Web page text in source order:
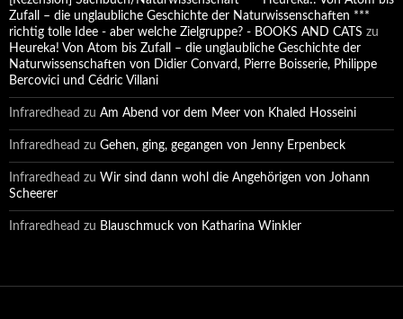
Zufall – die unglaubliche Geschichte der Naturwissenschaften ***
richtig tolle Idee - aber welche Zielgruppe? - BOOKS AND CATS zu
Heureka! Von Atom bis Zufall – die unglaubliche Geschichte der
Naturwissenschaften von Didier Convard, Pierre Boisserie, Philippe
Bercovici und Cédric Villani
Infraredhead zu Am Abend vor dem Meer von Khaled Hosseini
Infraredhead zu Gehen, ging, gegangen von Jenny Erpenbeck
Infraredhead zu Wir sind dann wohl die Angehörigen von Johann
Scheerer
Infraredhead zu Blauschmuck von Katharina Winkler